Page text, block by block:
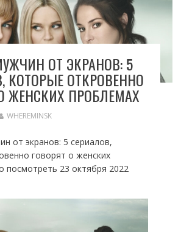
ОТ ЭКРАНОВ: 5
КОТОРЫЕ ОТКРОВЕННО
ЖЕНСКИХ ПРОБЛЕМАХ
WHEREMINSK
от экранов: 5 сериалов,
говорят о женских
посмотреть 23 октября 2022